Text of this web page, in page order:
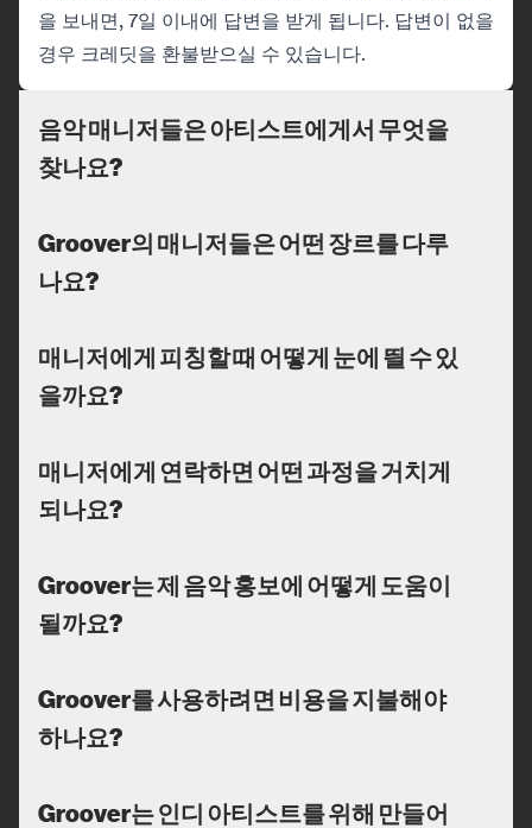
을 보내면, 7일 이내에 답변을 받게 됩니다. 답변이 없을
경우 크레딧을 환불받으실 수 있습니다.
음악 매니저들은 아티스트에게서 무엇을
찾나요?
Groover의 매니저들은 어떤 장르를 다루
나요?
매니저에게 피칭할 때 어떻게 눈에 띌 수 있
을까요?
매니저에게 연락하면 어떤 과정을 거치게
되나요?
Groover는 제 음악 홍보에 어떻게 도움이
될까요?
Groover를 사용하려면 비용을 지불해야
하나요?
Groover는 인디 아티스트를 위해 만들어